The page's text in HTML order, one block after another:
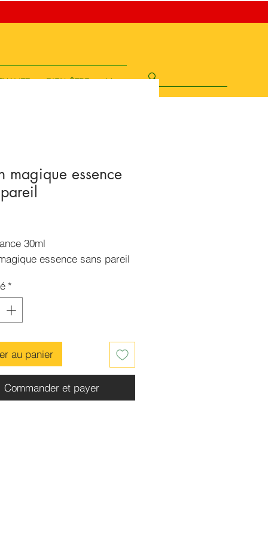
BIEN-ÊTRE More
magique essence
30ml
essence sans pareil
*
au panier
Commander et payer